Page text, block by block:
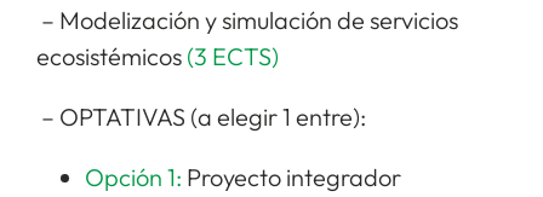
– Modelización y simulación de servicios
ecosistémicos (3 ECTS)
– OPTATIVAS (a elegir 1 entre):
Opción 1: Proyecto integrador